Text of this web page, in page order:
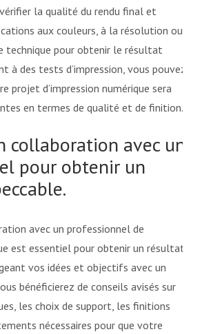
la qualité du rendu final et
aux couleurs, à la résolution ou à
technique pour obtenir le résultat
à des tests d’impression, vous pouvez
projet d’impression numérique sera
en termes de qualité et de finition.
collaboration avec un
pour obtenir un
avec un professionnel de
est essentiel pour obtenir un résultat
vos idées et objectifs avec un
bénéficierez de conseils avisés sur
les choix de support, les finitions
nécessaires pour que votre